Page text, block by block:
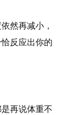
然再减小，
反应出你的
再说体重不